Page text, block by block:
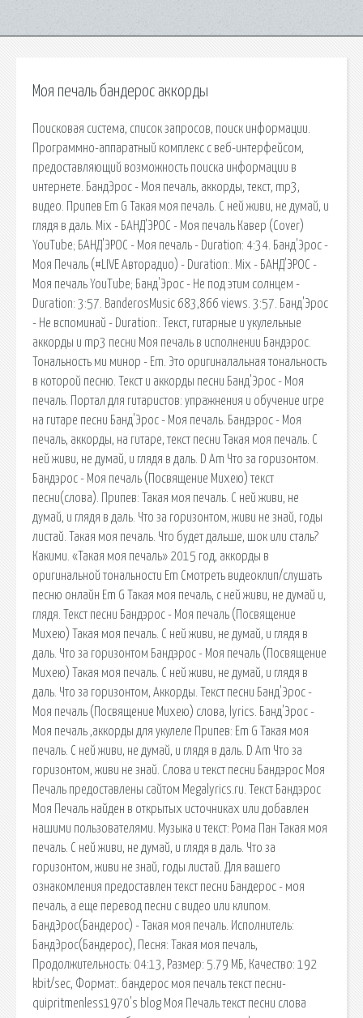
Моя печаль бандерос аккорды
Поисковая сиcтема, список запросов, поиск информации.
Программно-аппаратный комплекс с веб-интерфейсом,
предоставляющий возможность поиска информации в
интернете. БандЭрос - Моя печаль, аккорды, текст, mp3,
видео. Припев Em G Такая моя печаль. С ней живи, не думай, и
глядя в даль. Mix - БАНД'ЭРОС - Моя печаль Кавер (Cover)
YouTube; БАНД'ЭРОС - Моя печаль - Duration: 4:34. Банд'Эрос -
Моя Печаль (#LIVE Авторадио) - Duration:. Mix - БАНД'ЭРОС -
Моя печаль YouTube; Банд'Эрос - Не под этим солнцем -
Duration: 3:57. BanderosMusic 683,866 views. 3:57. Банд'Эрос
- Не вспоминай - Duration:. Текст, гитарные и укулельные
аккорды и mp3 песни Моя печаль в исполнении Бандэрос.
Тональность ми минор - Em. Это оригиналальная тональность
в которой песню. Текст и аккорды песни Банд'Эрос - Моя
печаль. Портал для гитаристов: упражнения и обучение игре
на гитаре песни Банд'Эрос - Моя печаль. Бандэрос - Моя
печаль, аккорды, на гитаре, текст песни Такая моя печаль. С
ней живи, не думай, и глядя в даль. D Am Что за горизонтом.
Бандэрос - Моя печаль (Посвящение Михею) текст
песни(слова). Припев: Такая моя печаль. С ней живи, не
думай, и глядя в даль. Что за горизонтом, живи не знай, годы
листай. Такая моя печаль. Что будет дальше, шок или сталь?
Какими. «Такая моя печаль» 2015 год, аккорды в
оригинальной тональности Em Смотреть видеоклип/слушать
песню онлайн Em G Такая моя печаль, с ней живи, не думай и,
глядя. Текст песни Бандэрос - Моя печаль (Посвящение
Михею) Такая моя печаль. С ней живи, не думай, и глядя в
даль. Что за горизонтом Бандэрос - Моя печаль (Посвящение
Михею) Такая моя печаль. С ней живи, не думай, и глядя в
даль. Что за горизонтом, Аккорды. Текст песни Банд'Эрос -
Моя печаль (Посвящение Михею) слова, lyrics. Банд'Эрос -
Моя печаль ,аккорды для укулеле Припев: Em G Такая моя
печаль. С ней живи, не думай, и глядя в даль. D Am Что за
горизонтом, живи не знай. Слова и текст песни Бандэрос Моя
Печаль предоставлены сайтом Megalyrics.ru. Текст Бандэрос
Моя Печаль найден в открытых источниках или добавлен
нашими пользователями. Музыка и текст: Рома Пан Такая моя
печаль. С ней живи, не думай, и глядя в даль. Что за
горизонтом, живи не знай, годы листай. Для вашего
ознакомления предоставлен текст песни Бандерос - моя
печаль, а еще перевод песни с видео или клипом.
БандЭрос(Бандерос) - Такая моя печаль. Исполнитель:
БандЭрос(Бандерос), Песня: Такая моя печаль,
Продолжительность: 04:13, Размер: 5.79 МБ, Качество: 192
kbit/sec, Формат:. бандерос моя печаль текст песни-
quipritmenless1970's blog Моя Печаль текст песни слова